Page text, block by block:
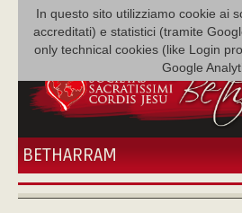
In questo sito utilizziamo cookie ai
accreditati) e statistici (tramite
only technical cookies (like Login
Google
BETHARRAM
INICIO